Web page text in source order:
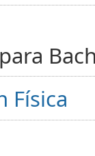
Física